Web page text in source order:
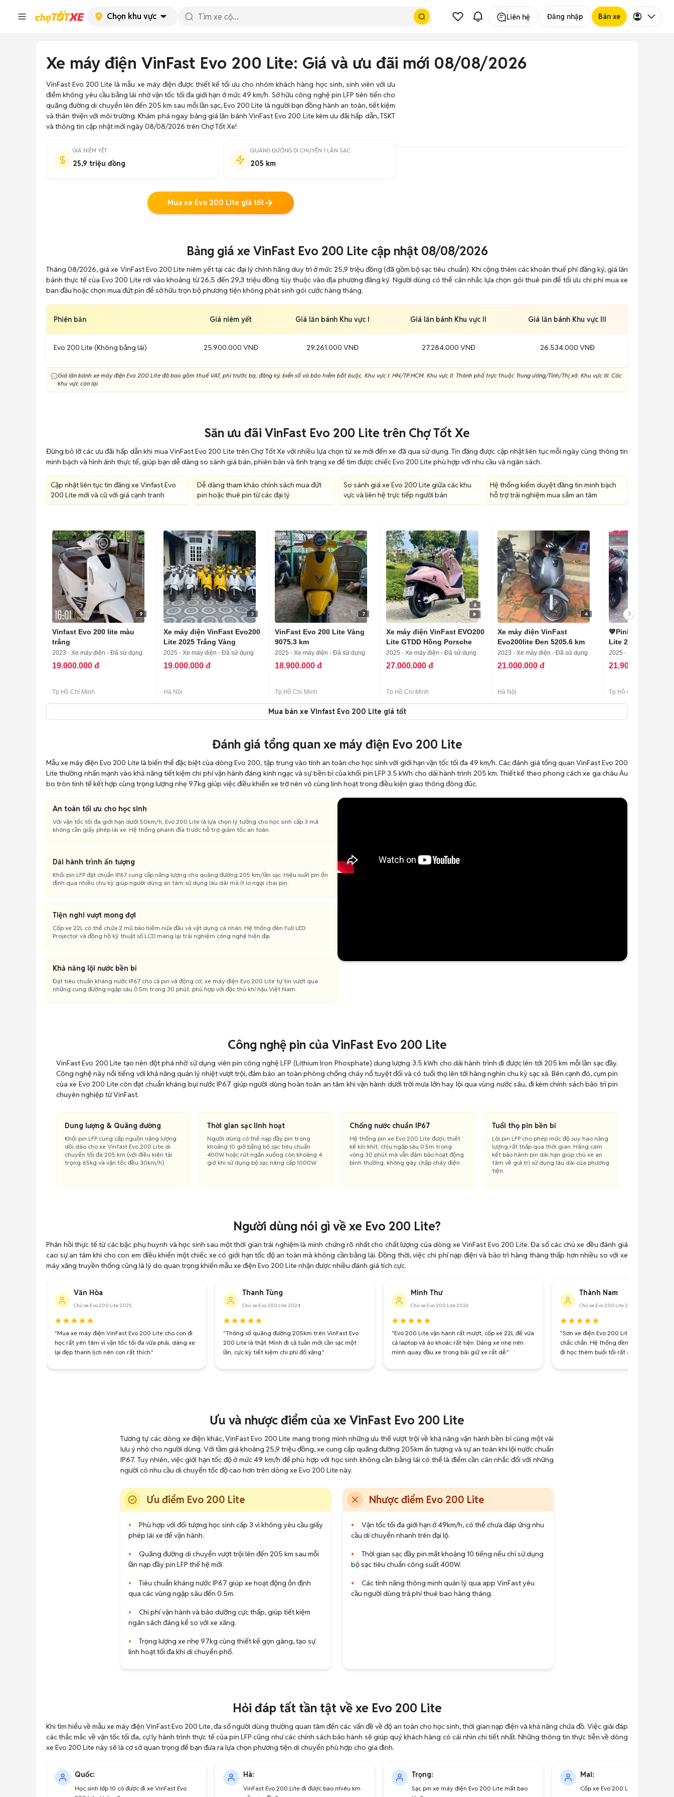
Chọn khu vực Liên hệ Đăng nhập Bán xe
Xe máy điện VinFast Evo 200 Lite: Giá và ưu đãi mới 08/08/2026
VinFast Evo 200 Lite là mẫu xe máy điện được thiết kế tối ưu cho nhóm khách hàng học sinh, sinh viên với ưu
điểm không yêu cầu bằng lái nhờ vận tốc tối đa giới hạn ở mức 49 km/h. Sở hữu công nghệ pin LFP tiên tiến cho
quãng đường di chuyển lên đến 205 km sau mỗi lần sạc, Evo 200 Lite là người bạn đồng hành an toàn, tiết kiệm
và thân thiện với môi trường. Khám phá ngay bảng giá lăn bánh VinFast Evo 200 Lite kèm ưu đãi hấp dẫn, TSKT
và thông tin cập nhật mới ngày 08/08/2026 trên Chợ Tốt Xe!
GIÁ NIÊM YẾT
25,9 triệu đồng
QUÃNG ĐƯỜNG DI CHUYỂN 1 LẦN SẠC
205 km
Mua xe Evo 200 Lite giá tốt
Bảng giá xe VinFast Evo 200 Lite cập nhật 08/08/2026
Tháng 08/2026, giá xe VinFast Evo 200 Lite niêm yết tại các đại lý chính hãng duy trì ở mức 25,9 triệu đồng (đã gồm bộ sạc tiêu chuẩn). Khi cộng thêm các khoản thuế phí đăng ký, giá lăn
bánh thực tế của Evo 200 Lite rơi vào khoảng từ 26,5 đến 29,3 triệu đồng tùy thuộc vào địa phương đăng ký. Người dùng có thể cân nhắc lựa chọn gói thuê pin để tối ưu chi phí mua xe
ban đầu hoặc chọn mua đứt pin để sở hữu trọn bộ phương tiện không phát sinh gói cước hàng tháng.
Phiên bản Giá niêm yết Giá lăn bánh Khu vực I Giá lăn bánh Khu vực II Giá lăn bánh Khu vực III
Evo 200 Lite (Không bằng lái) 25.900.000 VNĐ 29.261.000 VNĐ 27.284.000 VNĐ 26.534.000 VNĐ
Giá lăn bánh xe máy điện Evo 200 Lite đã bao gồm thuế VAT, phí trước bạ, đăng ký, biển số và bảo hiểm bắt buộc. Khu vực I: HN/TP.HCM. Khu vực II: Thành phố trực thuộc Trung ương/Tỉnh/Thị xã. Khu vực III: Các
khu vực còn lại.
Săn ưu đãi VinFast Evo 200 Lite trên Chợ Tốt Xe
Đừng bỏ lỡ các ưu đãi hấp dẫn khi mua VinFast Evo 200 Lite trên Chợ Tốt Xe với nhiều lựa chọn từ xe mới đến xe đã qua sử dụng. Tin đăng được cập nhật liên tục mỗi ngày cùng thông tin
minh bạch và hình ảnh thực tế, giúp bạn dễ dàng so sánh giá bán, phiên bản và tình trạng xe để tìm được chiếc Evo 200 Lite phù hợp với nhu cầu và ngân sách.
Cập nhật liên tục tin đăng xe Vinfast Evo
200 Lite mới và cũ với giá cạnh tranh
Dễ dàng tham khảo chính sách mua đứt
pin hoặc thuê pin từ các đại lý
So sánh giá xe Evo 200 Lite giữa các khu
vực và liên hệ trực tiếp người bán
Hệ thống kiểm duyệt đăng tin minh bạch
hỗ trợ trải nghiệm mua sắm an tâm
9
Vinfast Evo 200 lite màu
trắng
2023 - Xe máy điện - Đã sử dụng
19.000.000 đ
Tp Hồ Chí Minh
3
Xe máy điện VinFast Evo200
Lite 2025 Trắng Vàng
2025 - Xe máy điện - Đã sử dụng
19.000.000 đ
Hà Nội
7
VinFast Evo 200 Lite Vàng
9075.3 km
2025 - Xe máy điện - Đã sử dụng
18.900.000 đ
Tp Hồ Chí Minh
8
Xe máy điện VinFast EVO200
Lite GTDD Hồng Porsche
2025 - Xe máy điện - Đã sử dụng
27.000.000 đ
Tp Hồ Chí Minh
4
Xe máy điện VinFast
Evo200lite Đen 5205.6 km
2023 - Xe máy điện - Đã sử dụng
21.000.000 đ
Hà Nội
💙Pink Phú
Lite 2025 Xe Máy
2025 - Xe máy điện -
21.900.000 đ
Tp Hồ Chí Minh
Mua bán xe Vinfast Evo 200 Lite giá tốt
Đánh giá tổng quan xe máy điện Evo 200 Lite
Mẫu xe máy điện Evo 200 Lite là biến thể đặc biệt của dòng Evo 200, tập trung vào tính an toàn cho học sinh với giới hạn vận tốc tối đa 49 km/h. Các đánh giá tổng quan VinFast Evo 200
Lite thường nhấn mạnh vào khả năng tiết kiệm chi phí vận hành đáng kinh ngạc và sự bền bỉ của khối pin LFP 3.5 kWh cho dải hành trình 205 km. Thiết kế theo phong cách xe ga châu Âu
bo tròn tinh tế kết hợp cùng trọng lượng nhẹ 97kg giúp việc điều khiển xe trở nên vô cùng linh hoạt trong điều kiện giao thông đông đúc.
An toàn tối ưu cho học sinh
Với vận tốc tối đa giới hạn dưới 50km/h, Evo 200 Lite là lựa chọn lý tưởng cho học sinh cấp 3 mà
không cần giấy phép lái xe. Hệ thống phanh đĩa trước hỗ trợ giảm tốc an toàn.
Dải hành trình ấn tượng
Khối pin LFP đạt chuẩn IP67 cung cấp năng lượng cho quãng đường 205 km/lần sạc. Hiệu suất pin ổn
định qua nhiều chu kỳ giúp người dùng an tâm sử dụng lâu dài mà ít lo ngại chai pin.
Tiện nghi vượt mong đợi
Cốp xe 22L có thể chứa 2 mũ bảo hiểm nửa đầu và vật dụng cá nhân. Hệ thống đèn Full LED
Projector và đồng hồ kỹ thuật số LCD mang lại trải nghiệm công nghệ hiện đại.
Khả năng lội nước bền bỉ
Đạt tiêu chuẩn kháng nước IP67 cho cả pin và động cơ, xe máy điện Evo 200 Lite tự tin vượt qua
những cung đường ngập sâu 0.5m trong 30 phút, phù hợp với đặc thù khí hậu Việt Nam.
Công nghệ pin của VinFast Evo 200 Lite
VinFast Evo 200 Lite tạo nên đột phá nhờ sử dụng viên pin công nghệ LFP (Lithium Iron Phosphate) dung lượng 3.5 kWh cho dải hành trình đi được lên tới 205 km mỗi lần sạc đầy.
Công nghệ này nổi tiếng với khả năng quản lý nhiệt vượt trội, đảm bảo an toàn phòng chống cháy nổ tuyệt đối và có tuổi thọ lên tới hàng nghìn chu kỳ sạc xả. Bên cạnh đó, cụm pin
của xe Evo 200 Lite còn đạt chuẩn kháng bụi nước IP67 giúp người dùng hoàn toàn an tâm khi vận hành dưới trời mưa lớn hay lội qua vùng nước sâu, đi kèm chính sách bảo trì pin
chuyên nghiệp từ VinFast.
Dung lượng & Quãng đường
Khối pin LFP cung cấp nguồn năng lượng
dồi dào cho xe Vinfast Evo 200 Lite di
chuyển tối đa 205 km (với điều kiện tải
trọng 65kg và vận tốc đều 30km/h).
Thời gian sạc linh hoạt
Người dùng có thể nạp đầy pin trong
khoảng 10 giờ bằng bộ sạc tiêu chuẩn
400W hoặc rút ngắn xuống còn khoảng 4
giờ khi sử dụng bộ sạc nâng cấp 1000W.
Chống nước chuẩn IP67
Hệ thống pin xe Evo 200 Lite được thiết
kế kín khít, chịu ngập sâu 0.5m trong
vòng 30 phút mà vẫn đảm bảo hoạt động
bình thường, không gây chập cháy điện.
Tuổi thọ pin bền bỉ
Lõi pin LFP cho phép mức độ suy hao năng
lượng rất thấp qua thời gian. Hãng cam
kết bảo hành pin dài hạn giúp chủ xe an
tâm về giá trị sử dụng lâu dài của phương
tiện.
Người dùng nói gì về xe Evo 200 Lite?
Phản hồi thực tế từ các bậc phụ huynh và học sinh sau một thời gian trải nghiệm là minh chứng rõ nhất cho chất lượng của dòng xe VinFast Evo 200 Lite. Đa số các chủ xe đều đánh giá
cao sự an tâm khi cho con em điều khiển một chiếc xe có giới hạn tốc độ an toàn mà không cần bằng lái. Đồng thời, việc chi phí nạp điện và bảo trì hàng tháng thấp hơn nhiều so với xe
máy xăng truyền thống cũng là lý do quan trọng khiến mẫu xe điện Evo 200 Lite nhận được nhiều đánh giá tích cực.
Văn Hòa
Chủ xe Evo 200 Lite 2025
"Mua xe máy điện VinFast Evo 200 Lite cho con đi
học rất yên tâm vì vận tốc tối đa vừa phải, dáng xe
lại đẹp thanh lịch nên con rất thích."
Thanh Tùng
Chủ xe Evo 200 Lite 2024
"Thông số quãng đường 205km trên VinFast Evo
200 Lite là thật. Mình đi cả tuần mới cần sạc một
lần, cực kỳ tiết kiệm chi phí đổ xăng."
Minh Thư
Chủ xe Evo 200 Lite 2026
"Evo 200 Lite vận hành rất mượt, cốp xe 22L để vừa
cả laptop và áo khoác rất tiện. Dáng xe nhẹ nên
mình quay đầu xe trong bãi giữ xe rất dễ."
Thành Nam
Chủ xe Evo 200 Lite 2025
"Sơn xe điện Evo 200 Lite bền màu, các
chắc chắn. Hệ thống đèn LED sáng
đi học thêm buổi tối rất an toàn."
Ưu và nhược điểm của xe VinFast Evo 200 Lite
Tương tự các dòng xe điện khác, VinFast Evo 200 Lite mang trong mình những ưu thế vượt trội về khả năng vận hành bền bỉ cùng một vài
lưu ý nhỏ cho người dùng. Với tầm giá khoảng 25,9 triệu đồng, xe cung cấp quãng đường 205km ấn tượng và sự an toàn khi lội nước chuẩn
IP67. Tuy nhiên, việc giới hạn tốc độ ở mức 49 km/h để phù hợp với học sinh không cần bằng lái có thể là điểm cần cân nhắc đối với những
người có nhu cầu di chuyển tốc độ cao hơn trên dòng xe Evo 200 Lite này.
Ưu điểm Evo 200 Lite
•
Phù hợp với đối tượng học sinh cấp 3 vì không yêu cầu giấy
phép lái xe để vận hành.
•
Quãng đường di chuyển vượt trội lên đến 205 km sau mỗi
lần nạp đầy pin LFP thế hệ mới.
•
Tiêu chuẩn kháng nước IP67 giúp xe hoạt động ổn định
qua các vùng ngập sâu đến 0.5m.
•
Chi phí vận hành và bảo dưỡng cực thấp, giúp tiết kiệm
ngân sách đáng kể so với xe xăng.
•
Trọng lượng xe nhẹ 97kg cùng thiết kế gọn gàng, tạo sự
linh hoạt tối đa khi di chuyển phố.
Nhược điểm Evo 200 Lite
•
Vận tốc tối đa giới hạn ở 49km/h, có thể chưa đáp ứng nhu
cầu di chuyển nhanh trên đại lộ.
•
Thời gian sạc đầy pin mất khoảng 10 tiếng nếu chỉ sử dụng
bộ sạc tiêu chuẩn công suất 400W.
•
Các tính năng thông minh quản lý qua app VinFast yêu
cầu người dùng trả phí thuê bao hàng tháng.
Hỏi đáp tất tần tật về xe Evo 200 Lite
Khi tìm hiểu về mẫu xe máy điện VinFast Evo 200 Lite, đa số người dùng thường quan tâm đến các vấn đề về độ an toàn cho học sinh, thời gian nạp điện và khả năng chứa đồ. Việc giải đáp
các thắc mắc về vận tốc tối đa, cự ly hành trình thực tế của pin LFP cũng như các chính sách bảo hành sẽ giúp quý khách hàng có cái nhìn chi tiết nhất. Những thông tin thực tiễn về dòng
xe Evo 200 Lite này sẽ là cơ sở quan trọng để bạn đưa ra lựa chọn phương tiện di chuyển phù hợp cho gia đình.
Quốc:
Học sinh lớp 10 có được đi xe VinFast Evo
Hà:
VinFast Evo 200 Lite đi được bao nhiêu km
Trọng:
Sạc pin xe máy điện Evo 200 Lite mất bao
Mai:
Cốp xe Evo 200 Lite có rộng